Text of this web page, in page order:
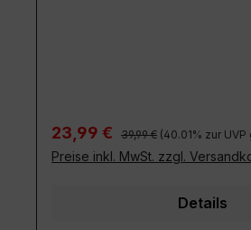
Verkaufspreis:
23,99 € Regulärer Preis:
39,99 € (40.01% zur
Preise inkl. MwSt. zzgl.
Details